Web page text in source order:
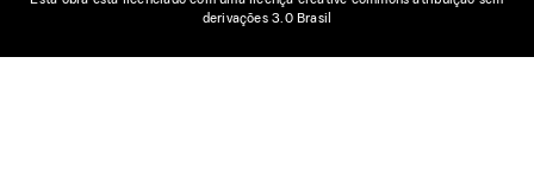
derivações 3.0 Brasil